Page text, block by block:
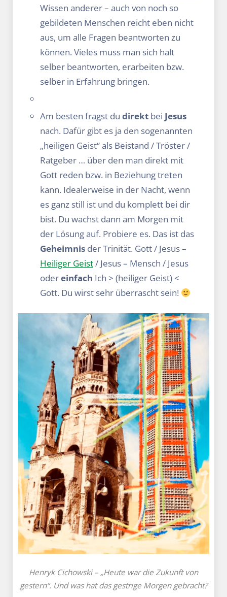
Wissen anderer – auch von noch so
gebildeten Menschen reicht eben nicht
aus, um alle Fragen beantworten zu
können. Vieles muss man sich halt
selber beantworten, erarbeiten bzw.
selber in Erfahrung bringen.
Am besten fragst du direkt bei Jesus
nach. Dafür gibt es ja den sogenannten
„heiligen Geist“ als Beistand / Tröster /
Ratgeber … über den man direkt mit
Gott reden bzw. in Beziehung treten
kann. Idealerweise in der Nacht, wenn
es ganz still ist und du komplett bei dir
bist. Du wachst dann am Morgen mit
der Lösung auf. Probiere es. Das ist das
Geheimnis der Trinität. Gott / Jesus –
Heiliger Geist/ Jesus – Mensch / Jesus
odereinfach Ich > (heiliger Geist) <
Gott. Du wirst sehr überrascht sein!
Henryk Cichowski – „Heute war die Zukunft von
gestern“. Und was hat das gestrige Morgen gebracht?